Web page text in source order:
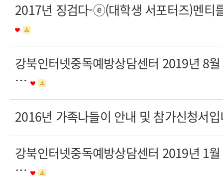
2017년 징검다-ⓔ(대학생 서포터즈)멘티
강북인터넷중독예방상담센터 2019년 8
…
2016년 가족나들이 안내 및 참가신청서
강북인터넷중독예방상담센터 2019년 1
…